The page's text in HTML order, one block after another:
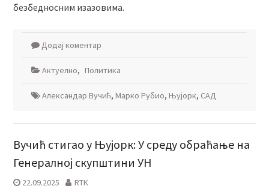
безбедносним изазовима.
Додај коментар
Актуелно, Политика
Александар Вучић, Марко Рубио, Њујорк, САД
Вучић стигао у Њујорк: У среду обраћање на
Генералној скупштини УН
22.09.2025 RTK